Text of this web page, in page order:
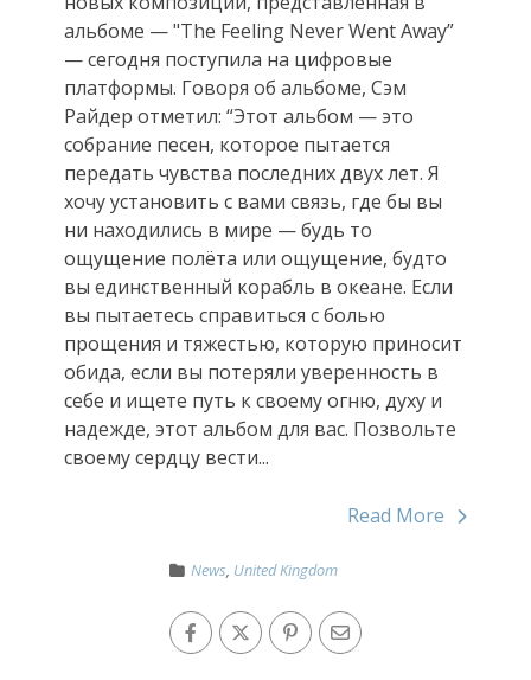
альбоме — "The Feeling Never Went Away”
— сегодня поступила на цифровые
платформы. Говоря об альбоме, Сэм
Райдер отметил: “Этот альбом — это
собрание песен, которое пытается
передать чувства последних двух лет. Я
хочу установить с вами связь, где бы вы
ни находились в мире — будь то
ощущение полёта или ощущение, будто
вы единственный корабль в океане. Если
вы пытаетесь справиться с болью
прощения и тяжестью, которую приносит
обида, если вы потеряли уверенность в
себе и ищете путь к своему огню, духу и
надежде, этот альбом для вас. Позвольте
своему сердцу вести...
Read More
News, United Kingdom